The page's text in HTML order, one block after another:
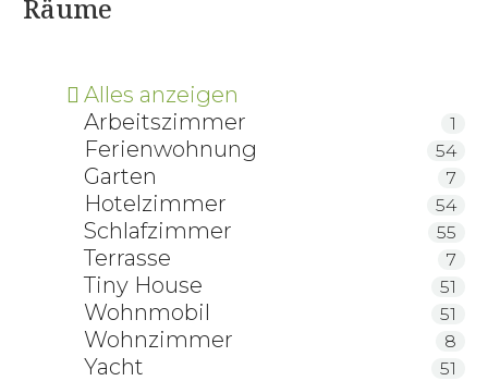
Räume
Alles anzeigen
Arbeitszimmer
1
Ferienwohnung 54
Garten 7
Hotelzimmer 54
Schlafzimmer 55
Terrasse 7
Tiny House 51
Wohnmobil 51
Wohnzimmer 8
Yacht 51